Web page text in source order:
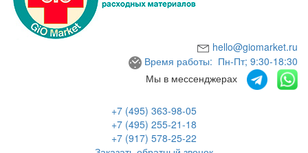
hello@giomarket.ru
Время работы: Пн-Пт; 9:30-18:30
Мы в мессенджерах
+7 (495) 363-98-05
+7 (495) 255-21-18
+7 (917) 578-25-22